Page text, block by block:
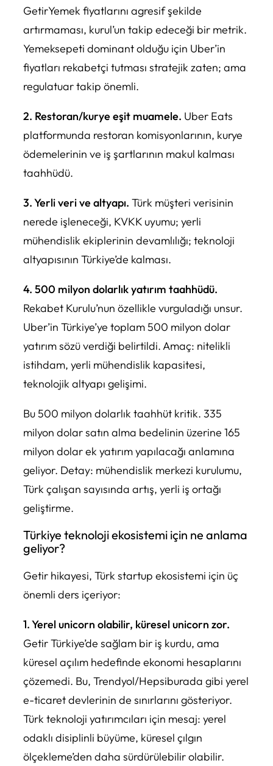
GetirYemek fiyatlarını agresif şekilde
artırmaması, kurul’un takip edeceği bir metrik.
Yemeksepeti dominant olduğu için Uber’in
fiyatları rekabetçi tutması stratejik zaten; ama
regulatuar takip önemli.
2. Restoran/kurye eşit muamele. Uber Eats
platformunda restoran komisyonlarının, kurye
ödemelerinin ve iş şartlarının makul kalması
taahhüdü.
3. Yerli veri ve altyapı. Türk müşteri verisinin
nerede işleneceği, KVKK uyumu; yerli
mühendislik ekiplerinin devamlılığı; teknoloji
altyapısının Türkiye’de kalması.
4. 500 milyon dolarlık yatırım taahhüdü.
Rekabet Kurulu’nun özellikle vurguladığı unsur.
Uber’in Türkiye’ye toplam 500 milyon dolar
yatırım sözü verdiği belirtildi. Amaç: nitelikli
istihdam, yerli mühendislik kapasitesi,
teknolojik altyapı gelişimi.
Bu 500 milyon dolarlık taahhüt kritik. 335
milyon dolar satın alma bedelinin üzerine 165
milyon dolar ek yatırım yapılacağı anlamına
geliyor. Detay: mühendislik merkezi kurulumu,
Türk çalışan sayısında artış, yerli iş ortağı
geliştirme.
Türkiye teknoloji ekosistemi için ne anlama
geliyor?
Getir hikayesi, Türk startup ekosistemi için üç
önemli ders içeriyor:
1. Yerel unicorn olabilir, küresel unicorn zor.
Getir Türkiye’de sağlam bir iş kurdu, ama
küresel açılım hedefinde ekonomi hesaplarını
çözemedi. Bu, Trendyol/Hepsiburada gibi yerel
e-ticaret devlerinin de sınırlarını gösteriyor.
Türk teknoloji yatırımcıları için mesaj: yerel
odaklı disiplinli büyüme, küresel çılgın
ölçekleme’den daha sürdürülebilir olabilir.